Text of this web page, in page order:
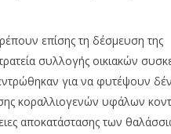
επίσης τη δέσμευση της
συλλογής οικιακών
για να φυτέψουν
κοραλλιογενών υφάλων
αποκατάστασης των